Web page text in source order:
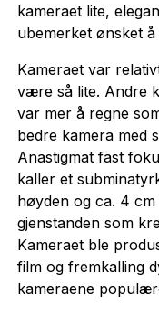
kameraet lite,
ubemerket ønsket å
Kameraet var
være så lite. Andre
var mer å regne
bedre kamera med
Anastigmat fast
kaller et
høyden og ca. 4
gjenstanden som
Kameraet ble
film og fremkalling
kameraene